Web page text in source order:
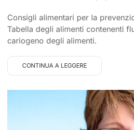
Consigli alimentari per la
Tabella degli alimenti contenenti
cariogeno degli alimenti.
CONTINUA A LEGGERE